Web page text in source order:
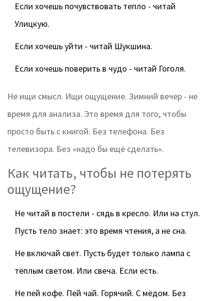
Если хочешь почувствовать тепло - читай
Улицкую.
Если хочешь уйти - читай Шукшина.
Если хочешь поверить в чудо - читай Гоголя.
Не ищи смысл. Ищи ощущение. Зимний вечер - не
время для анализа. Это время для того, чтобы
просто быть с книгой. Без телефона. Без
телевизора. Без «надо бы ещё сделать».
Как читать, чтобы не потерять
ощущение?
Не читай в постели - сядь в кресло. Или на стул.
Пусть тело знает: это время чтения, а не сна.
Не включай свет. Пусть будет только лампа с
тёплым светом. Или свеча. Если есть.
Не пей кофе. Пей чай. Горячий. С мёдом. Без